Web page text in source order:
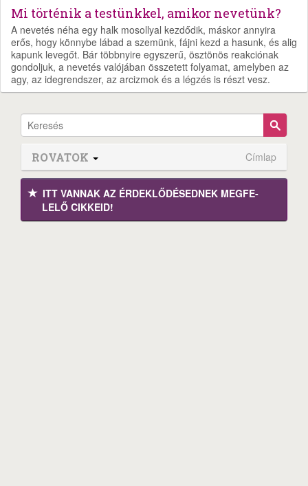
Mi történik a testünkkel, amikor nevetünk?
A nevetés néha egy halk mosollyal kezdődik, máskor annyira
erős, hogy könnybe lábad a szemünk, fájni kezd a hasunk, és alig
kapunk levegőt. Bár többnyire egyszerű, ösztönös reakciónak
gondoljuk, a nevetés valójában összetett folyamat, amelyben az
agy, az idegrendszer, az arcizmok és a légzés is részt vesz.
ROVATOK Címlap
ITT VANNAK AZ ÉRDEK­LŐDÉ­SEDNEK MEGFE­
LELŐ CIKKEID!